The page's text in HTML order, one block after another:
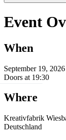
Event
When
September 19,
Doors at 19:30
Where
Kreativfabrik
Deutschland